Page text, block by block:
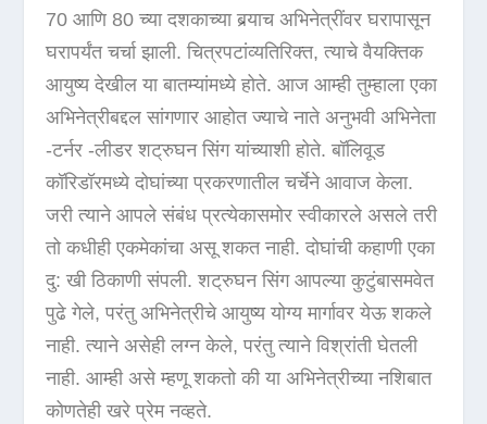
70 आणि 80 च्या दशकाच्या बर्‍याच अभिनेत्रींवर घरापासून
घरापर्यंत चर्चा झाली. चित्रपटांव्यतिरिक्त, त्याचे वैयक्तिक
आयुष्य देखील या बातम्यांमध्ये होते. आज आम्ही तुम्हाला एका
अभिनेत्रीबद्दल सांगणार आहोत ज्याचे नाते अनुभवी अभिनेता
-टर्नर -लीडर शट्रुघन सिंग यांच्याशी होते. बॉलिवूड
कॉरिडॉरमध्ये दोघांच्या प्रकरणातील चर्चेने आवाज केला.
जरी त्याने आपले संबंध प्रत्येकासमोर स्वीकारले असले तरी
तो कधीही एकमेकांचा असू शकत नाही. दोघांची कहाणी एका
दु: खी ठिकाणी संपली. शट्रुघन सिंग आपल्या कुटुंबासमवेत
पुढे गेले, परंतु अभिनेत्रीचे आयुष्य योग्य मार्गावर येऊ शकले
नाही. त्याने असेही लग्न केले, परंतु त्याने विश्रांती घेतली
नाही. आम्ही असे म्हणू शकतो की या अभिनेत्रीच्या नशिबात
कोणतेही खरे प्रेम नव्हते.